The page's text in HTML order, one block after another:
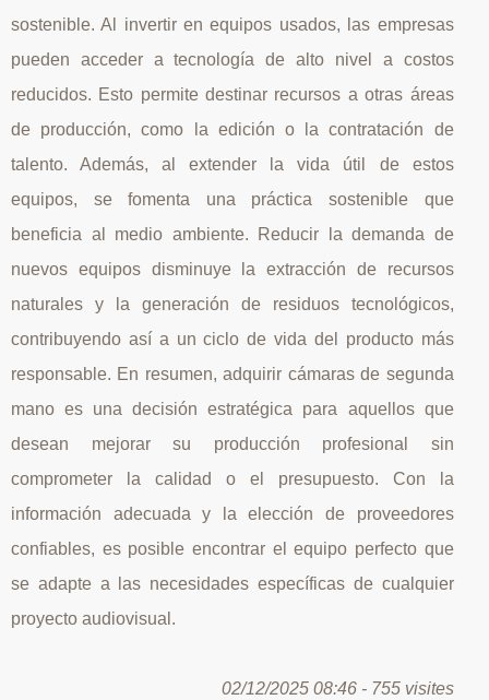
sostenible. Al invertir en equipos usados, las empresas
pueden acceder a tecnología de alto nivel a costos
reducidos. Esto permite destinar recursos a otras áreas
de producción, como la edición o la contratación de
talento. Además, al extender la vida útil de estos
equipos, se fomenta una práctica sostenible que
beneficia al medio ambiente. Reducir la demanda de
nuevos equipos disminuye la extracción de recursos
naturales y la generación de residuos tecnológicos,
contribuyendo así a un ciclo de vida del producto más
responsable. En resumen, adquirir cámaras de segunda
mano es una decisión estratégica para aquellos que
desean mejorar su producción profesional sin
comprometer la calidad o el presupuesto. Con la
información adecuada y la elección de proveedores
confiables, es posible encontrar el equipo perfecto que
se adapte a las necesidades específicas de cualquier
proyecto audiovisual.
02/12/2025 08:46 - 755 visites